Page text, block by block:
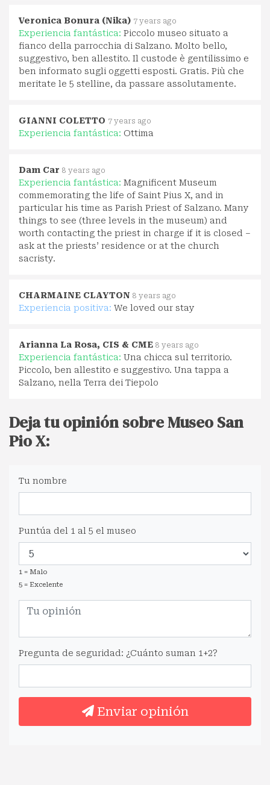
Veronica Bonura (Nika) 7 years ago
Experiencia fantástica: Piccolo museo situato a
fianco della parrocchia di Salzano. Molto bello,
suggestivo, ben allestito. Il custode è gentilissimo e
ben informato sugli oggetti esposti. Gratis. Più che
meritate le 5 stelline, da passare assolutamente.
GIANNI COLETTO 7 years ago
Experiencia fantástica: Ottima
Dam Car 8 years ago
Experiencia fantástica: Magnificent Museum
commemorating the life of Saint Pius X, and in
particular his time as Parish Priest of Salzano. Many
things to see (three levels in the museum) and
worth contacting the priest in charge if it is closed –
ask at the priests’ residence or at the church
sacristy.
CHARMAINE CLAYTON 8 years ago
Experiencia positiva: We loved our stay
Arianna La Rosa, CIS & CME 8 years ago
Experiencia fantástica: Una chicca sul territorio.
Piccolo, ben allestito e suggestivo. Una tappa a
Salzano, nella Terra dei Tiepolo
Deja tu opinión sobre Museo San
Pio X:
Tu nombre
Puntúa del 1 al 5 el museo
1 = Malo
5 = Excelente
Pregunta de seguridad: ¿Cuánto suman 1+2?
Enviar opinión